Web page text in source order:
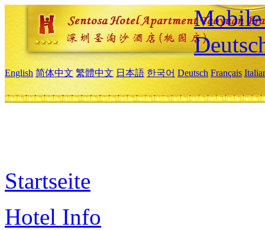
Mobile
English 简体中文 繁體中文 日本語 한국어 Deutsch Français
Startseite
Hotel Info